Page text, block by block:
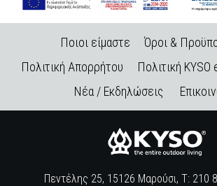
Ποιοι είμαστε
Όροι &
Πολιτική Απορρήτου
Πολιτική KYSO
Νέα / Εκδηλώσεις
Πεντέλης 25, 15126 Μαρούσι, Τ: 210